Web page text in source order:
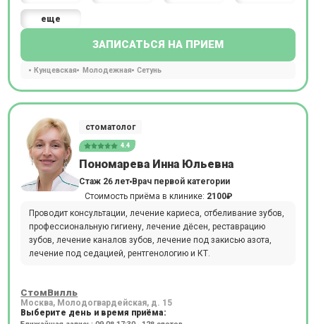
еще
ЗАПИСАТЬСЯ НА ПРИЕМ
Кунцевская Молодежная Сетунь
стоматолог
4.4
Пономарева Инна Юльевна
Стаж 26 лет Врач первой категории
Стоимость приёма в клинике: 2100₽
Проводит консультации, лечение кариеса, отбеливание зубов,
профессиональную гигиену, лечение дёсен, реставрацию
зубов, лечение каналов зубов, лечение под закисью азота,
лечение под седацией, рентгенологию и КТ.
СтомВилль
Москва, Молодогвардейская, д. 15
Выберите день и время приёма: